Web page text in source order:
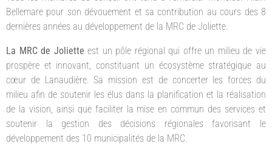
Bellemare pour son dévouement et sa contribution au cours des 8
dernières années au développement de la MRC de Joliette.
La MRC de Joliette est un pôle régional qui offre un milieu de vie
prospère et innovant, constituant un écosystème stratégique au
cœur de Lanaudière. Sa mission est de concerter les forces du
milieu afin de soutenir les élus dans la planification et la réalisation
de la vision, ainsi que faciliter la mise en commun des services et
soutenir la gestion des décisions régionales favorisant le
développement des 10 municipalités de la MRC.